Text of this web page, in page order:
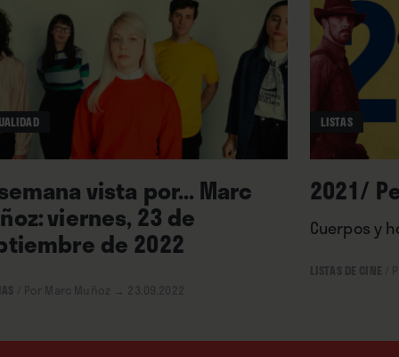
vista por... Marc
viernes, 23 de
de 2022
LISTAS
2021/
Cuerpos y